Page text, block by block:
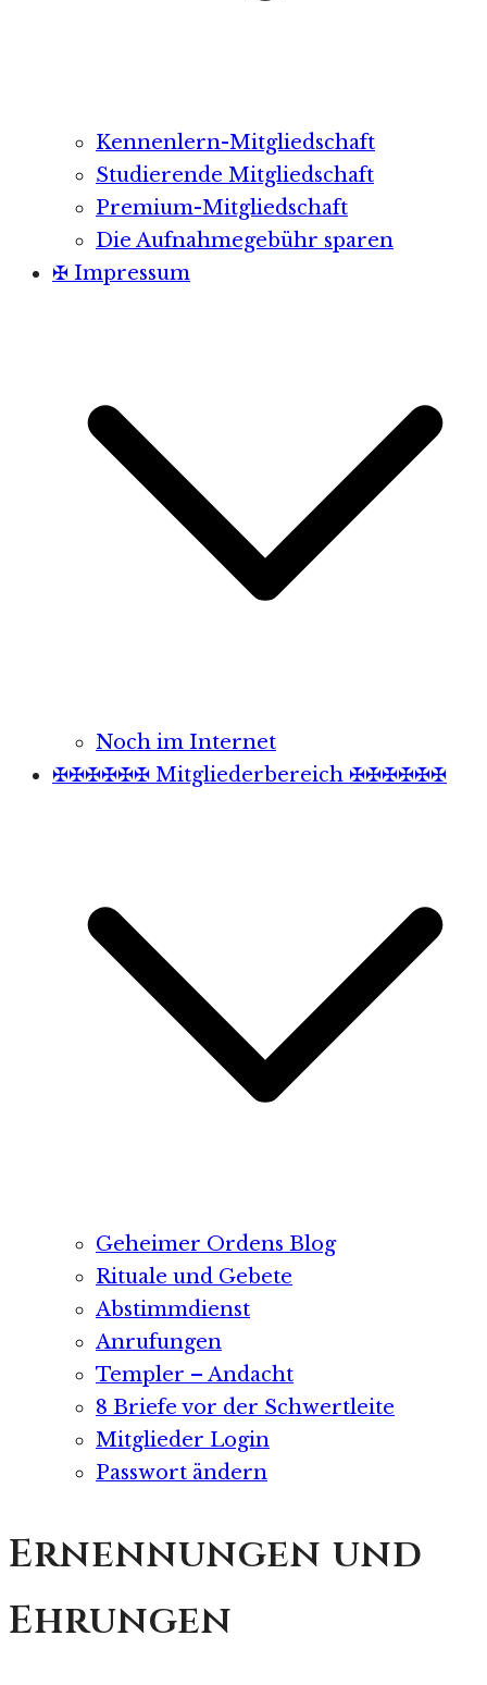
Kennenlern-Mitgliedschaft
Studierende Mitgliedschaft
Premium-Mitgliedschaft
Die Aufnahmegebühr sparen
✠ Impressum
Noch im Internet
✠✠✠✠✠✠ Mitgliederbereich ✠✠✠✠✠✠
Geheimer Ordens Blog
Rituale und Gebete
Abstimmdienst
Anrufungen
Templer – Andacht
8 Briefe vor der Schwertleite
Mitglieder Login
Passwort ändern
Ernennungen und
Ehrungen